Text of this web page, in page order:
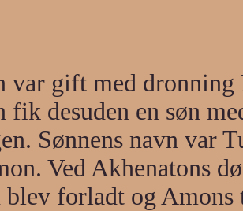
var gift med
fik desuden en søn
Sønnens navn var
Ved Akhenatons
forladt og Amons